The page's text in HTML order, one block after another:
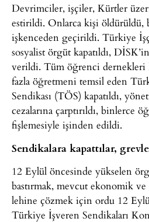
Devrimciler, işçiler, Kürtler
estirildi. Onlarca kişi öldürüldü,
işkenceden geçirildi. Türkiye
sosyalist örgüt kapatıldı,
verildi. Tüm öğrenci dernekleri
fazla öğretmeni temsil eden
Sendikası (TÖS) kapatıldı,
cezalarına çarptırıldı, binlerce
fişlemesiyle işinden edildi.
Sendikalara kapattılar,
12 Eylül öncesinde yükselen
bastırmak, mevcut ekonomik
lehine çözmek için ordu 12
Türkiye İşveren Sendikaları